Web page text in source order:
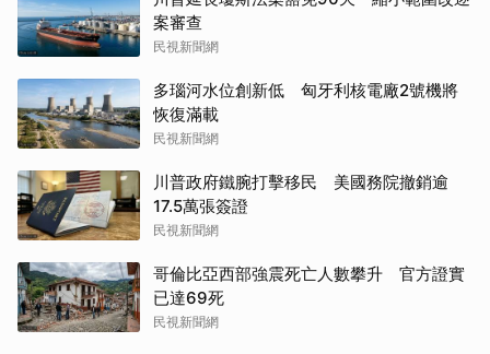
案審查
民視新聞網
多瑙河水位創新低 匈牙利核電廠2號機將
恢復滿載
民視新聞網
川普政府鐵腕打擊移民 美國務院撤銷逾
17.5萬張簽證
民視新聞網
哥倫比亞西部強震死亡人數攀升 官方證實
已達69死
民視新聞網